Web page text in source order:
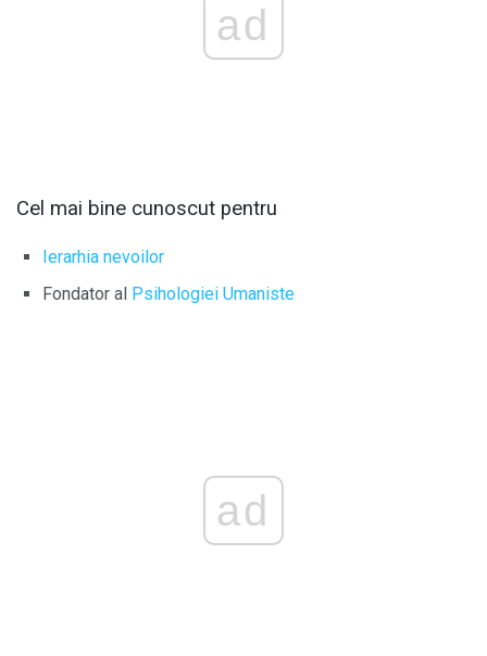
ad
Cel mai bine cunoscut pentru
Ierarhia nevoilor
Fondator al Psihologiei Umaniste
ad